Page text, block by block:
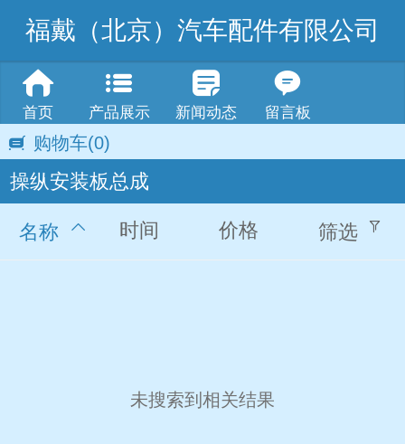
福戴（北京）汽车配件有限公司
首页 产品展示 新闻动态 留言板
购物车(0)
操纵安装板总成
名称 时间 价格 筛选
未搜索到相关结果